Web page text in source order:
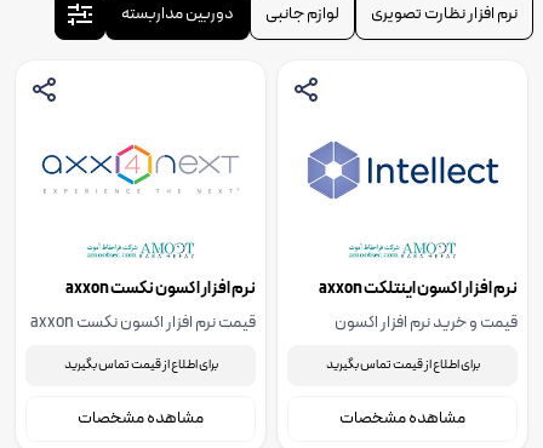
نرم افزار نظارت تصویری
لوازم جانبی دوربین مداربسته
نرم افزار اکسون اینتلکت axxon
intellect
قیمت و خرید نرم افزار اکسون
شرکت اکسون سافت، جهت استعلام
axxon intellect با ما تماس بگیرید
برای اطلاع از قیمت تماس بگیرید
مشاهده مشخصات
نرم افزار اکسون نکست axxon
next4
قیمت نرم افزار اکسون نکست axxon
برای اطلاع از قیمت تماس بگیرید
مشاهده مشخصات